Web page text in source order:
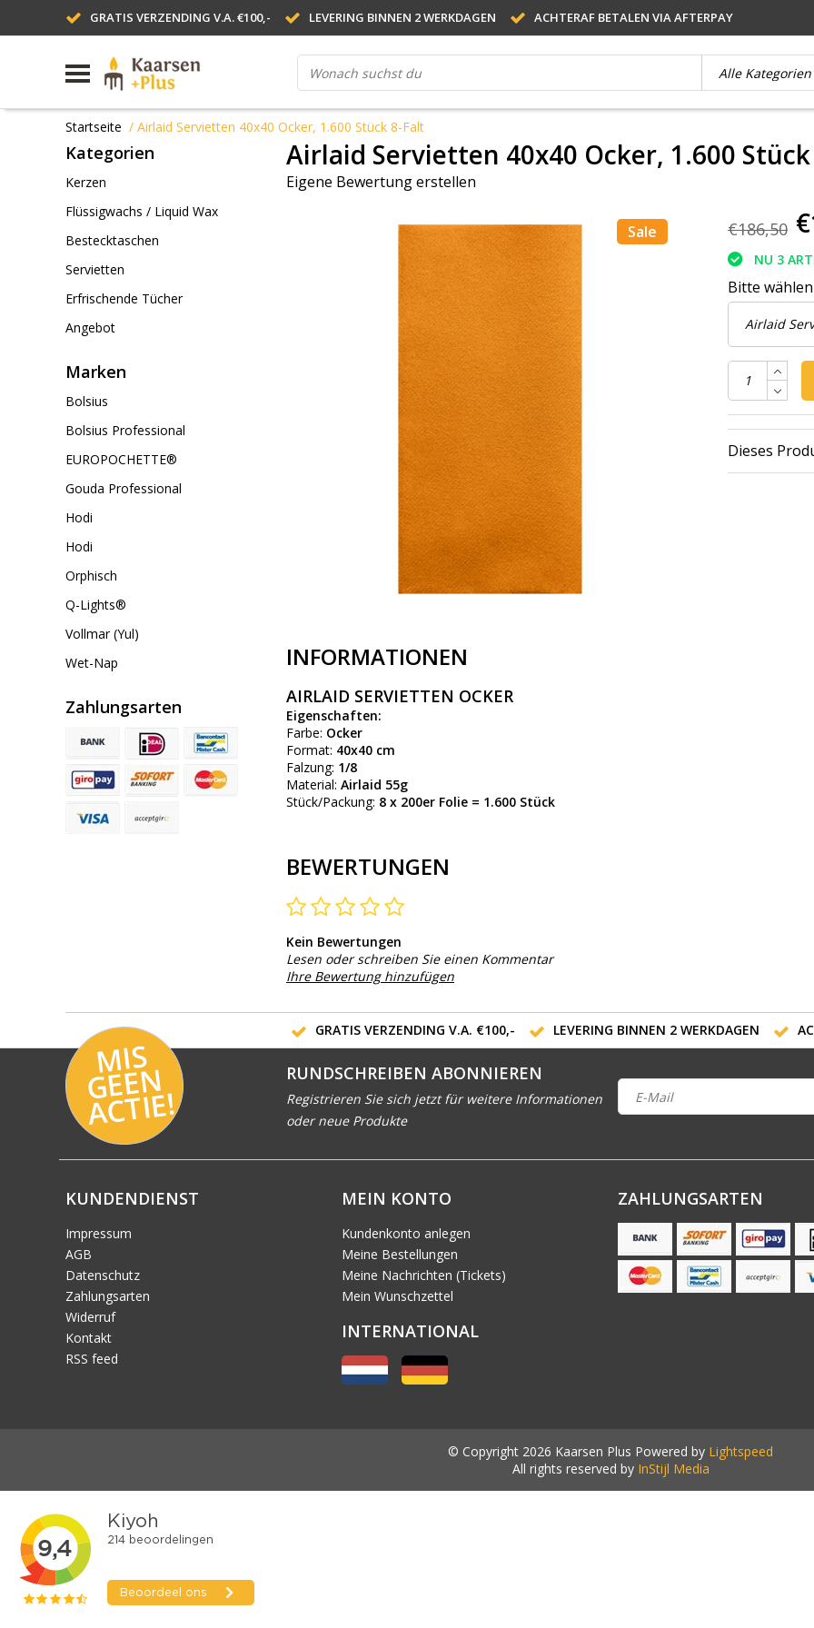
GRATIS VERZENDING V.A. €100,- LEVERING BINNEN 2 WERKDAGEN ACHTERAF BETALEN VIA AFTERPAY
Startseite / Airlaid Servietten 40x40 Ocker, 1.600 Stück 8-Falt
Kategorien
Kerzen
Flüssigwachs / Liquid Wax
Bestecktaschen
Servietten
Erfrischende Tücher
Angebot
Marken
Bolsius
Bolsius Professional
EUROPOCHETTE®
Gouda Professional
Hodi
Hodi
Orphisch
Q-Lights®
Vollmar (Yul)
Wet-Nap
Zahlungsarten
Airlaid Servietten 40x40 Ocker, 1.600
Eigene Bewertung erstellen
Sale €186,50
NU 3
Bitte wählen
Dieses
INFORMATIONEN
AIRLAID SERVIETTEN OCKER
Eigenschaften:
Farbe: Ocker
Format: 40x40 cm
Falzung: 1/8
Material: Airlaid 55g
Stück/Packung: 8 x 200er Folie = 1.600 Stück
BEWERTUNGEN
Kein Bewertungen
Lesen oder schreiben Sie einen Kommentar
Ihre Bewertung hinzufügen
GRATIS VERZENDING V.A. €100,- LEVERING BINNEN 2 WERKDAGEN
MI
S
G
E
E
N
A
C
TI
E!
RUNDSCHREIBEN ABONNIEREN
Registrieren Sie sich jetzt für weitere Informationen
oder neue Produkte
KUNDENDIENST
Impressum
AGB
Datenschutz
Zahlungsarten
Widerruf
Kontakt
RSS feed
MEIN KONTO
Kundenkonto anlegen
Meine Bestellungen
Meine Nachrichten (Tickets)
Mein Wunschzettel
INTERNATIONAL
ZAHLUNGSARTEN
© Copyright 2026 Kaarsen Plus Powered by Lightspeed
All rights reserved by InStijl Media